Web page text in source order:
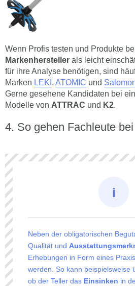
Wenn Profis testen und Produkte
Markenhersteller als leicht
für ihre Analyse benötigen, sind
Marken LEKI , ATOMIC und
Gerne gesehene Kandidaten bei
Modelle von ATTRAC und K2.
So gehen Fachleute
Neben der obligatorischen
Qualität und
Erhebungen in Form eines
werden. So kann beispielsweise
ob der Teller das Einsinken in